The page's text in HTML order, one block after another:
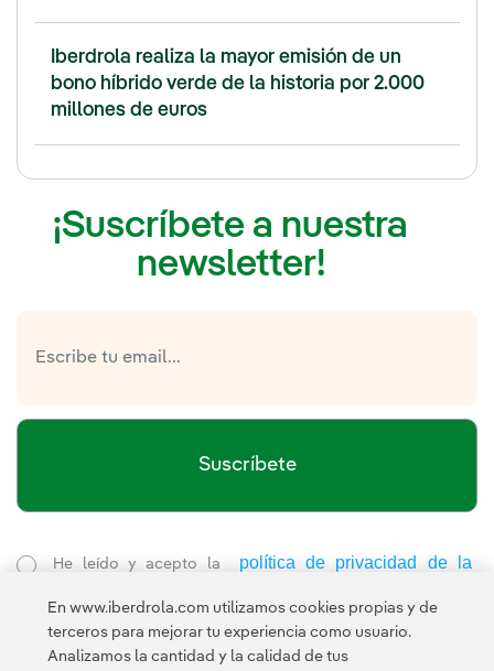
Iberdrola realiza la mayor emisión de un
bono híbrido verde de la historia por 2.000
millones de euros
¡Suscríbete a nuestra
newsletter!
Suscríbete
He leído y acepto la
política de privacidad de la
Esta página está protegida por reCAPTCHA y se aplican la
Política de privacidady losTérminos de servicio
En www.iberdrola.com utilizamos cookies propias y de
terceros para mejorar tu experiencia como usuario.
Analizamos la cantidad y la calidad de tus